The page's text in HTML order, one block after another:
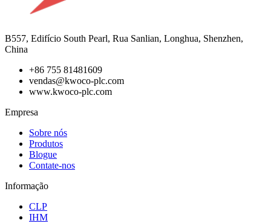
B557, Edifício South Pearl, Rua Sanlian, Longhua, Shenzhen,
China
+86 755 81481609
vendas@kwoco-plc.com
www.kwoco-plc.com
Empresa
Sobre nós
Produtos
Blogue
Contate-nos
Informação
CLP
IHM